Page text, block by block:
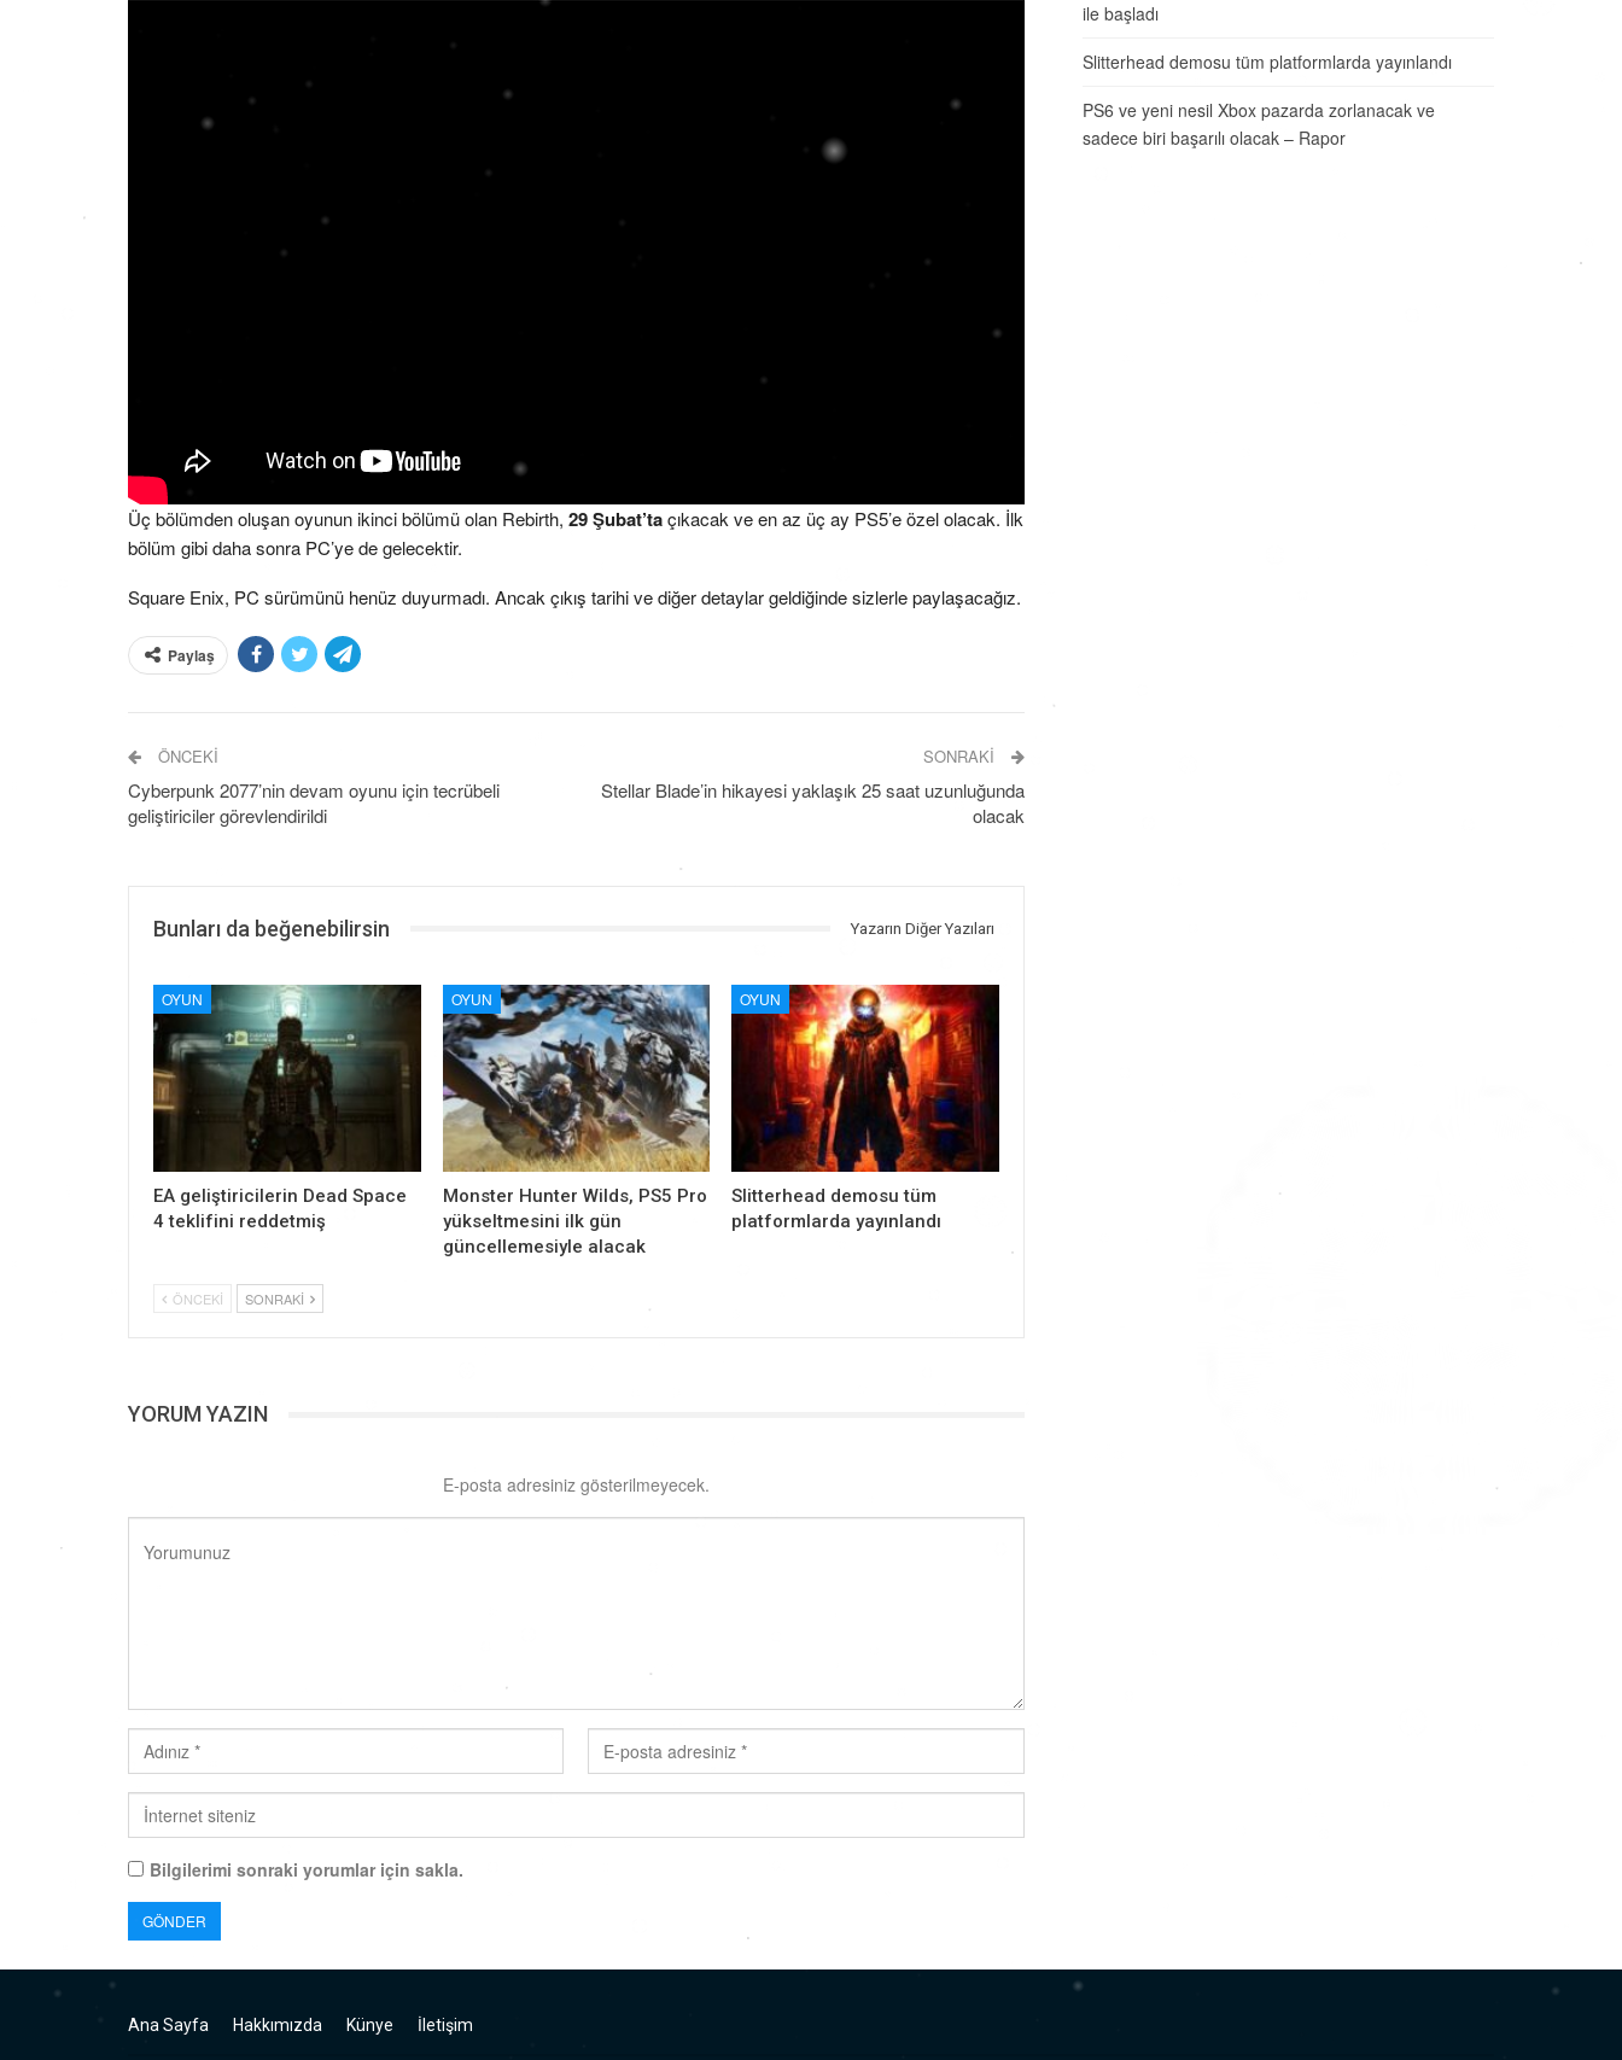
Üç bölümden oluşan oyunun ikinci bölümü olan Rebirth, 29 Şubat’taçıkacak ve en az üç ay PS5’e özel olacak. İlk
bölüm gibi daha sonra PC’ye de gelecektir.
Square Enix, PC sürümünü henüz duyurmadı. Ancak çıkış tarihi ve diğer detaylar geldiğinde sizlerle paylaşacağız.
Paylaş
ÖNCEKI
Cyberpunk 2077’nin devam oyunu için tecrübeli
geliştiriciler görevlendirildi
SONRAKI
Stellar Blade’in hikayesi yaklaşık 25 saat uzunluğunda
olacak
Bunları da beğenebilirsin Yazarın Diğer Yazıları
OYUN
EA geliştiricilerin Dead Space
4 teklifini reddetmiş
OYUN
Monster Hunter Wilds, PS5 Pro
yükseltmesini ilk gün
güncellemesiyle alacak
OYUN
Slitterhead demosu tüm
platformlarda yayınlandı
ÖNCEKI SONRAKI
YORUM YAZIN
E-posta adresiniz gösterilmeyecek.
Bilgilerimi sonraki yorumlar için sakla.
ile başladı
Slitterhead demosu tüm platformlarda yayınlandı
PS6 ve yeni nesil Xbox pazarda zorlanacak ve
sadece biri başarılı olacak – Rapor
Ana Sayfa Hakkımızda Künye İletişim